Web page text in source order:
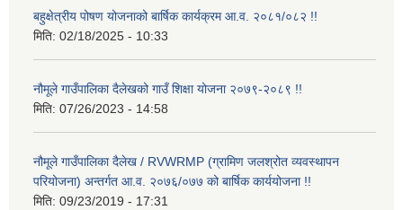
बहुक्षेत्रीय पोषण योजनाको बार्षिक कार्यक्रम आ.व. २०८१/०८२ !!
मिति: 02/18/2025 - 10:33
नौमूले गाउँपालिका दैलेखको गाउँ शिक्षा योजना २०७९-२०८९ !!
मिति: 07/26/2023 - 14:58
नौमूले गाउँपालिका दैलेख / RVWRMP (ग्रामिण जलश्रोत व्यवस्थापन
परियोजना) अन्तर्गत आ.व. २०७६/०७७ को बार्षिक कार्ययोजना !!
मिति: 09/23/2019 - 17:31